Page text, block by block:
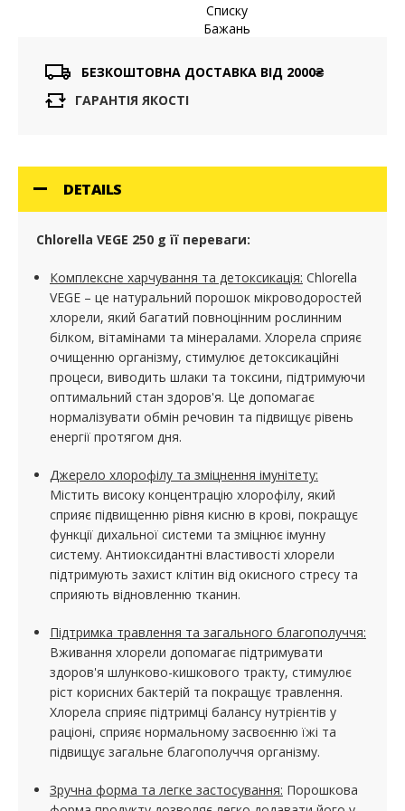
соків, йогуртів або інших страв, дозволяючи
урізноманітнити раціон та збагатити його життєво
Списку
Бажань
БЕЗКОШТОВНА ДОСТАВКА ВІД 2000₴
ГАРАНТІЯ ЯКОСТІ
DETAILS
Chlorella VEGE 250 g її переваги:
Комплексне харчування та детоксикація: Chlorella
VEGE – це натуральний порошок мікроводоростей
хлорели, який багатий повноцінним рослинним
білком, вітамінами та мінералами. Хлорела сприяє
очищенню організму, стимулює детоксикаційні
процеси, виводить шлаки та токсини, підтримуючи
оптимальний стан здоров'я. Це допомагає
нормалізувати обмін речовин та підвищує рівень
енергії протягом дня.
Джерело хлорофілу та зміцнення імунітету:
Містить високу концентрацію хлорофілу, який
сприяє підвищенню рівня кисню в крові, покращує
функції дихальної системи та зміцнює імунну
систему. Антиоксидантні властивості хлорели
підтримують захист клітин від окисного стресу та
сприяють відновленню тканин.
Підтримка травлення та загального благополуччя:
Вживання хлорели допомагає підтримувати
здоров'я шлунково-кишкового тракту, стимулює
ріст корисних бактерій та покращує травлення.
Хлорела сприяє підтримці балансу нутрієнтів у
раціоні, сприяє нормальному засвоєнню їжі та
підвищує загальне благополуччя організму.
Зручна форма та легке застосування: Порошкова